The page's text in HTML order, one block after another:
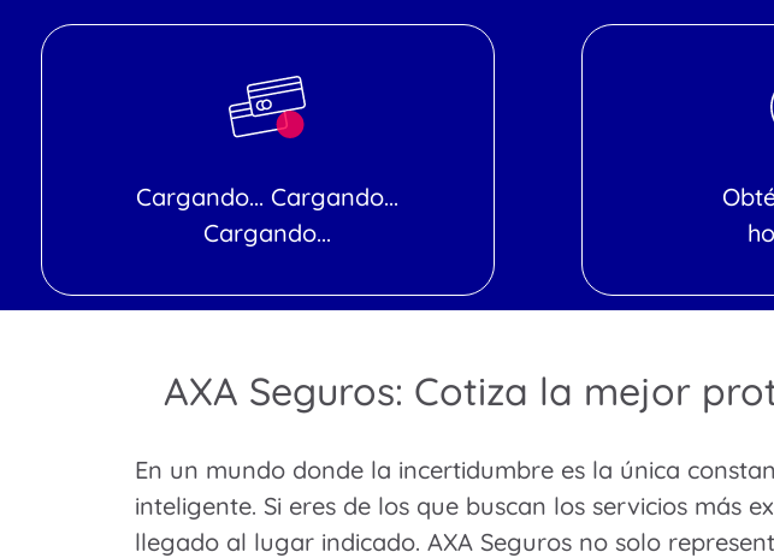
Cargando... Cargando...
Cargando...
AXA Seguros: Cotiza la mejor
En un mundo donde la incertidumbre es la única
inteligente. Si eres de los que buscan los servicios más
llegado al lugar indicado. AXA Seguros no solo